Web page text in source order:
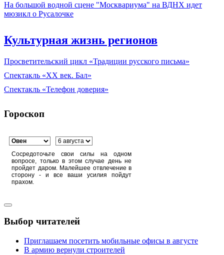
На большой водной сцене "Москвариума" на ВДНХ идет
мюзикл о Русалочке
Культурная жизнь регионов
Просветительский цикл «Традиции русского письма»
Спектакль «XX век. Бал»
Спектакль «Телефон доверия»
Гороскоп
Сосредоточьте свои силы на одном
вопросе, только в этом случае день не
пройдет даром. Малейшее отвлечение в
сторону - и все ваши усилия пойдут
прахом.
Выбор читателей
Приглашаем посетить мобильные офисы в августе
В армию вернули строителей